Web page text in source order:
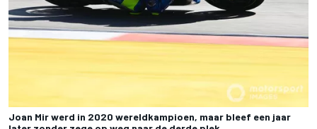
Joan Mir werd in 2020 wereldkampioen, maar bleef een jaar